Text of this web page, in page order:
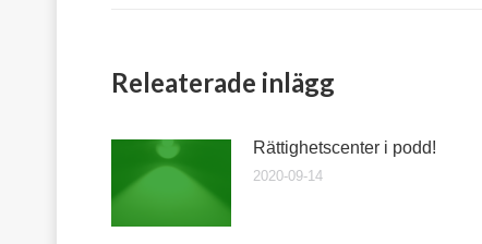
Releaterade inlägg
Rättighetscenter i podd!
2020-09-14